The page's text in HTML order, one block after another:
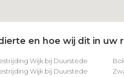
en hoe wij dit in uw
Wijk bij Duurstede
Wijk bij Duurstede